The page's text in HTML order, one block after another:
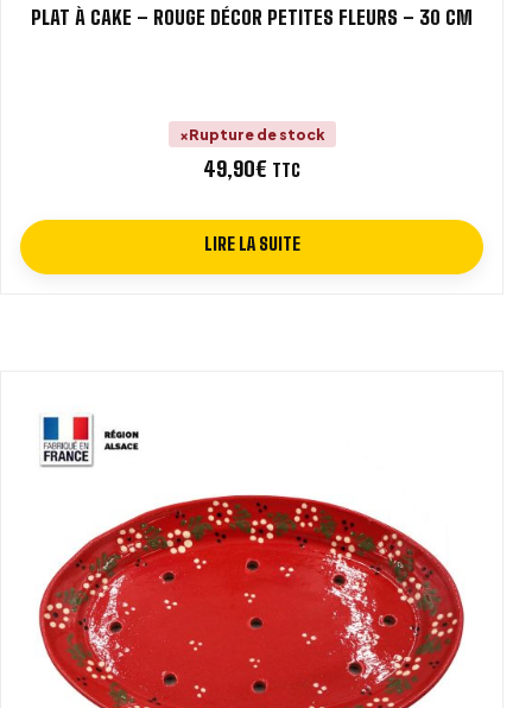
PLAT À CAKE – ROUGE DÉCOR PETITES FLEURS – 30 CM
Rupture de stock
49,90€ TTC
LIRE LA SUITE